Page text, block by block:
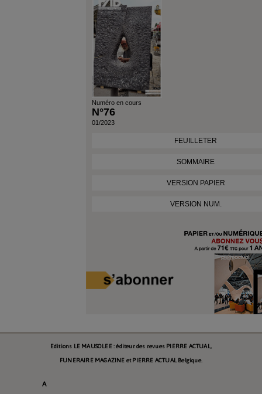
Numéro en cours
N°76
01/2023
FEUILLETER
SOMMAIRE
VERSION PAPIER
VERSION NUM.
Editions LE MAUSOLEE : éditeur des revues PIERRE ACTUAL,
FUNERAIRE MAGAZINE et PIERRE ACTUAL Belgique.
A